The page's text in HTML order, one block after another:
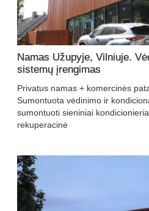
Namas Užupyje, Vilniuje.
sistemų įrengimas
Privatus namas + komercinės
Sumontuota vėdinimo ir
sumontuoti sieniniai
rekuperacinė